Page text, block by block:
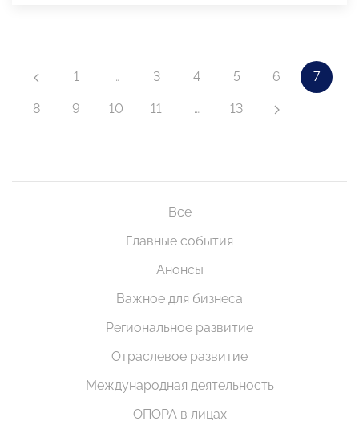
1 … 3 4 5 6 7
8 9 10 11 … 13
Все
Главные события
Анонсы
Важное для бизнеса
Региональное развитие
Отраслевое развитие
Международная деятельность
ОПОРА в лицах